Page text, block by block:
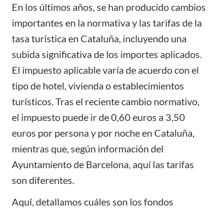
En los últimos años, se han producido cambios
importantes en la normativa y las tarifas de la
tasa turística en Cataluña, incluyendo una
subida significativa de los importes aplicados.
El impuesto aplicable varía de acuerdo con el
tipo de hotel, vivienda oestablecimientos
turísticos . Tras el reciente cambio normativo,
el impuesto puede ir de 0,60 euros a 3,50
euros por persona y por noche en Cataluña,
mientras que, según información del
Ayuntamiento de Barcelona, aquí las tarifas
son diferentes.
Aquí, detallamos cuáles son los fondos